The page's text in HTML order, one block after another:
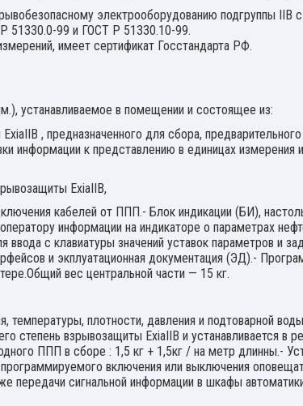
электрооборудованию подгруппы IIВ
Р 51330.0-99 и ГОСТ Р 51330.10-99.
имеет сертификат Госстандарта РФ.
устанавливаемое в помещении и состоящее из:
, предназначенного для сбора, предварительного
информации к представлению в единицах измерения
ExiaIIB,
кабелей от ППП.- Блок индикации (БИ),
информации на индикаторе о параметрах
с клавиатуры значений уставок параметров и
и экплуатационная документация (ЭД).-
вес центральной части — 15 кг.
плотности, давления и подтоварной
степень взрывозащиты ExiaIIB и устанавливается в
ППП в сборе : 1,5 кг + 1,5кг / на метр длинны.-
включения или выключения
передачи сигнальной информации в шкафы